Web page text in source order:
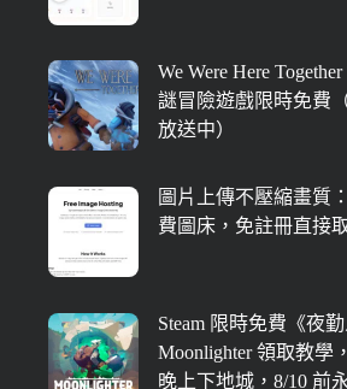
We Were Here
謎冒險遊戲限時免費
放送中）
圖片上傳不壓縮畫質
費圖床，免註冊直接
Steam 限時免費《夜勤
Moonlighter 領取教學
晚上下地城，8/10 前